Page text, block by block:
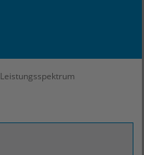
Leistungsspektrum